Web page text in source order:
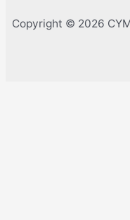
Copyright © 2026